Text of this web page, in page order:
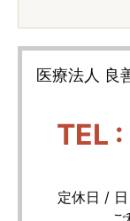
医療法人 良
TEL
定休日 / 日